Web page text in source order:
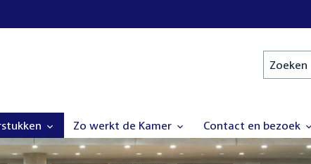
Zoeken
Zo werkt de Kamer Contact en bezoek